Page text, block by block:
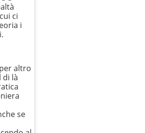
ci
i
altro
di là
se